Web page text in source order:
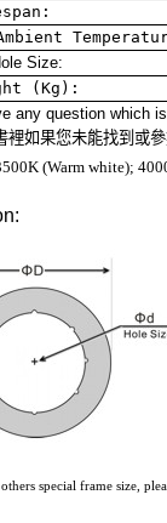
Size:
(Kg):
any question which
裡如果您未能找到或
(Warm white);
special frame size,